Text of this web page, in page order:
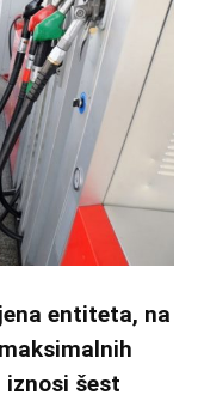
entiteta, na
iznosi šest